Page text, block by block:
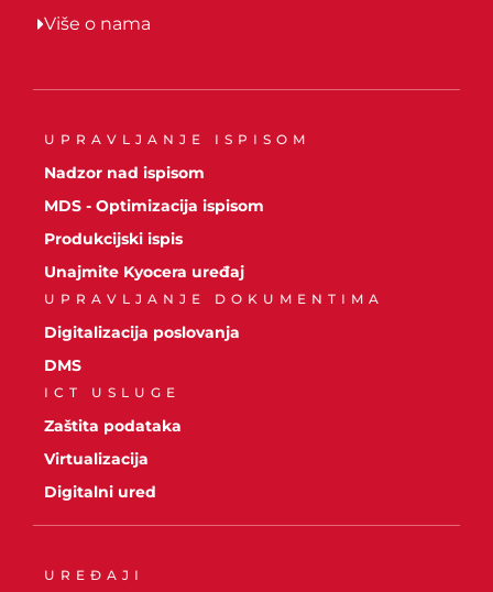
Više o nama
UPRAVLJANJE ISPISOM
Nadzor nad ispisom
MDS - Optimizacija ispisom
Produkcijski ispis
Unajmite Kyocera uređaj
UPRAVLJANJE DOKUMENTIMA
Digitalizacija poslovanja
DMS
ICT USLUGE
Zaštita podataka
Virtualizacija
Digitalni ured
UREĐAJI